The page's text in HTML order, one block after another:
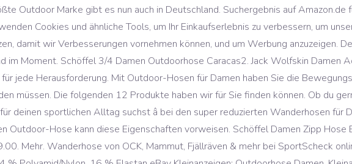
Outdoor Marke gibt es nun auch in Deutschland. Suchergebnis auf Amazon.de
Cookies und ähnliche Tools, um Ihr Einkaufserlebnis zu verbessern, um
damit wir Verbesserungen vornehmen können, und um Werbung anzuzeigen.
im Moment. Schöffel 3/4 Damen Outdoorhose Caracas2. Jack Wolfskin Damen
jede Herausforderung. Mit Outdoor-Hosen für Damen haben Sie die
müssen. Die folgenden 12 Produkte haben wir für Sie finden können. Ob du
deinen sportlichen Alltag suchst â bei den super reduzierten Wanderhosen für
Outdoor-Hose kann diese Eigenschaften vorweisen. Schöffel Damen Zipp Hose
Mehr. Wanderhose von OCK, Mammut, Fjällräven & mehr bei SportScheck